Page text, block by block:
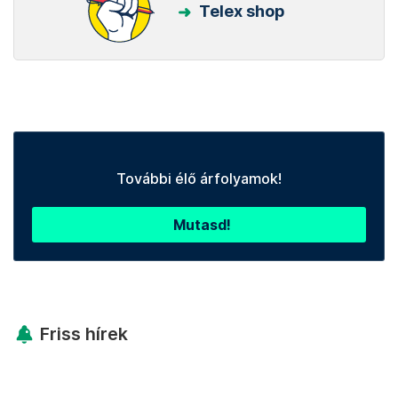
Telex shop
További élő árfolyamok!
Mutasd!
Friss hírek